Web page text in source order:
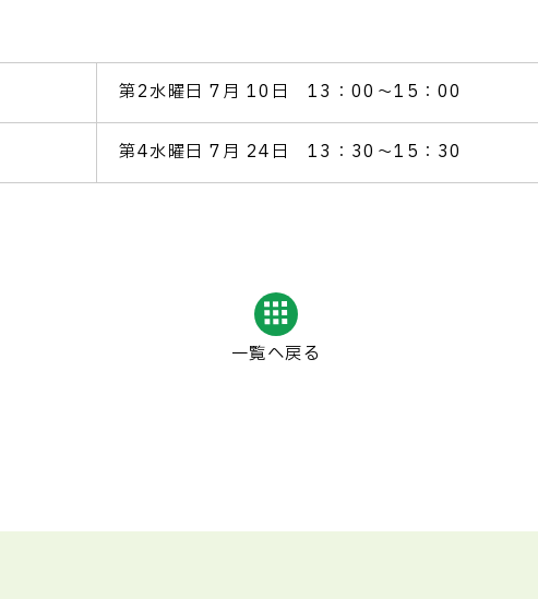
第2水曜日 7月 10日 13：00～15：00
第4水曜日 7月 24日 13：30～15：30
一覧へ戻る